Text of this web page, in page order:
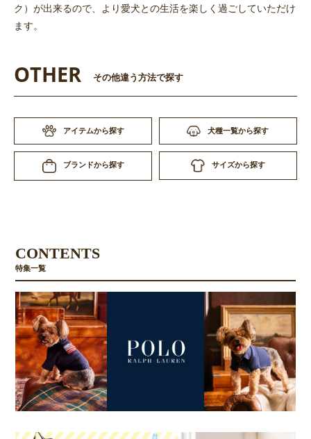
ク）が出来るので、より愛犬との生活を楽しく過ごしていただけ
ます。
OTHER その他違う方法で探す
アイテムから探す 犬種一覧から探す
ブランドから探す サイズから探す
CONTENTS
特集一覧